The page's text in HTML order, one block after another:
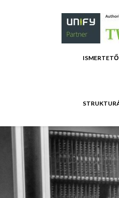
ISMERTETŐ